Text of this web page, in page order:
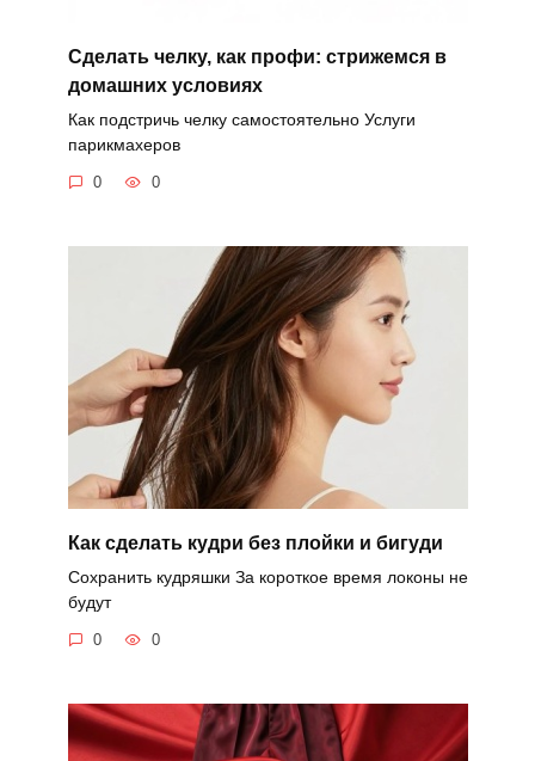
Сделать челку, как профи: стрижемся в
домашних условиях
Как подстричь челку самостоятельно Услуги
парикмахеров
0 0
Как сделать кудри без плойки и бигуди
Сохранить кудряшки За короткое время локоны не
будут
0 0